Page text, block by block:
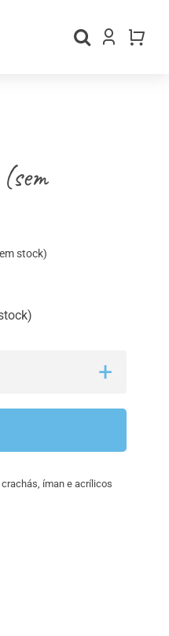
stock)
crachás, íman e acrílicos